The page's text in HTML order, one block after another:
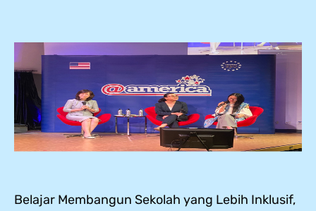
Belajar Membangun Sekolah yang Lebih Inklusif,